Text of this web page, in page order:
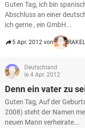
Guten Tag, ich bin
Abschluss an einer
ich gerne , ein GmbH...
5 Apr. 2012 von RAKEL
Deutschland
le 4 Apr. 2012
Denn ein vater zu
Guten Tag, Auf der
2008) steht der Namen
neuen Mann verheirate...